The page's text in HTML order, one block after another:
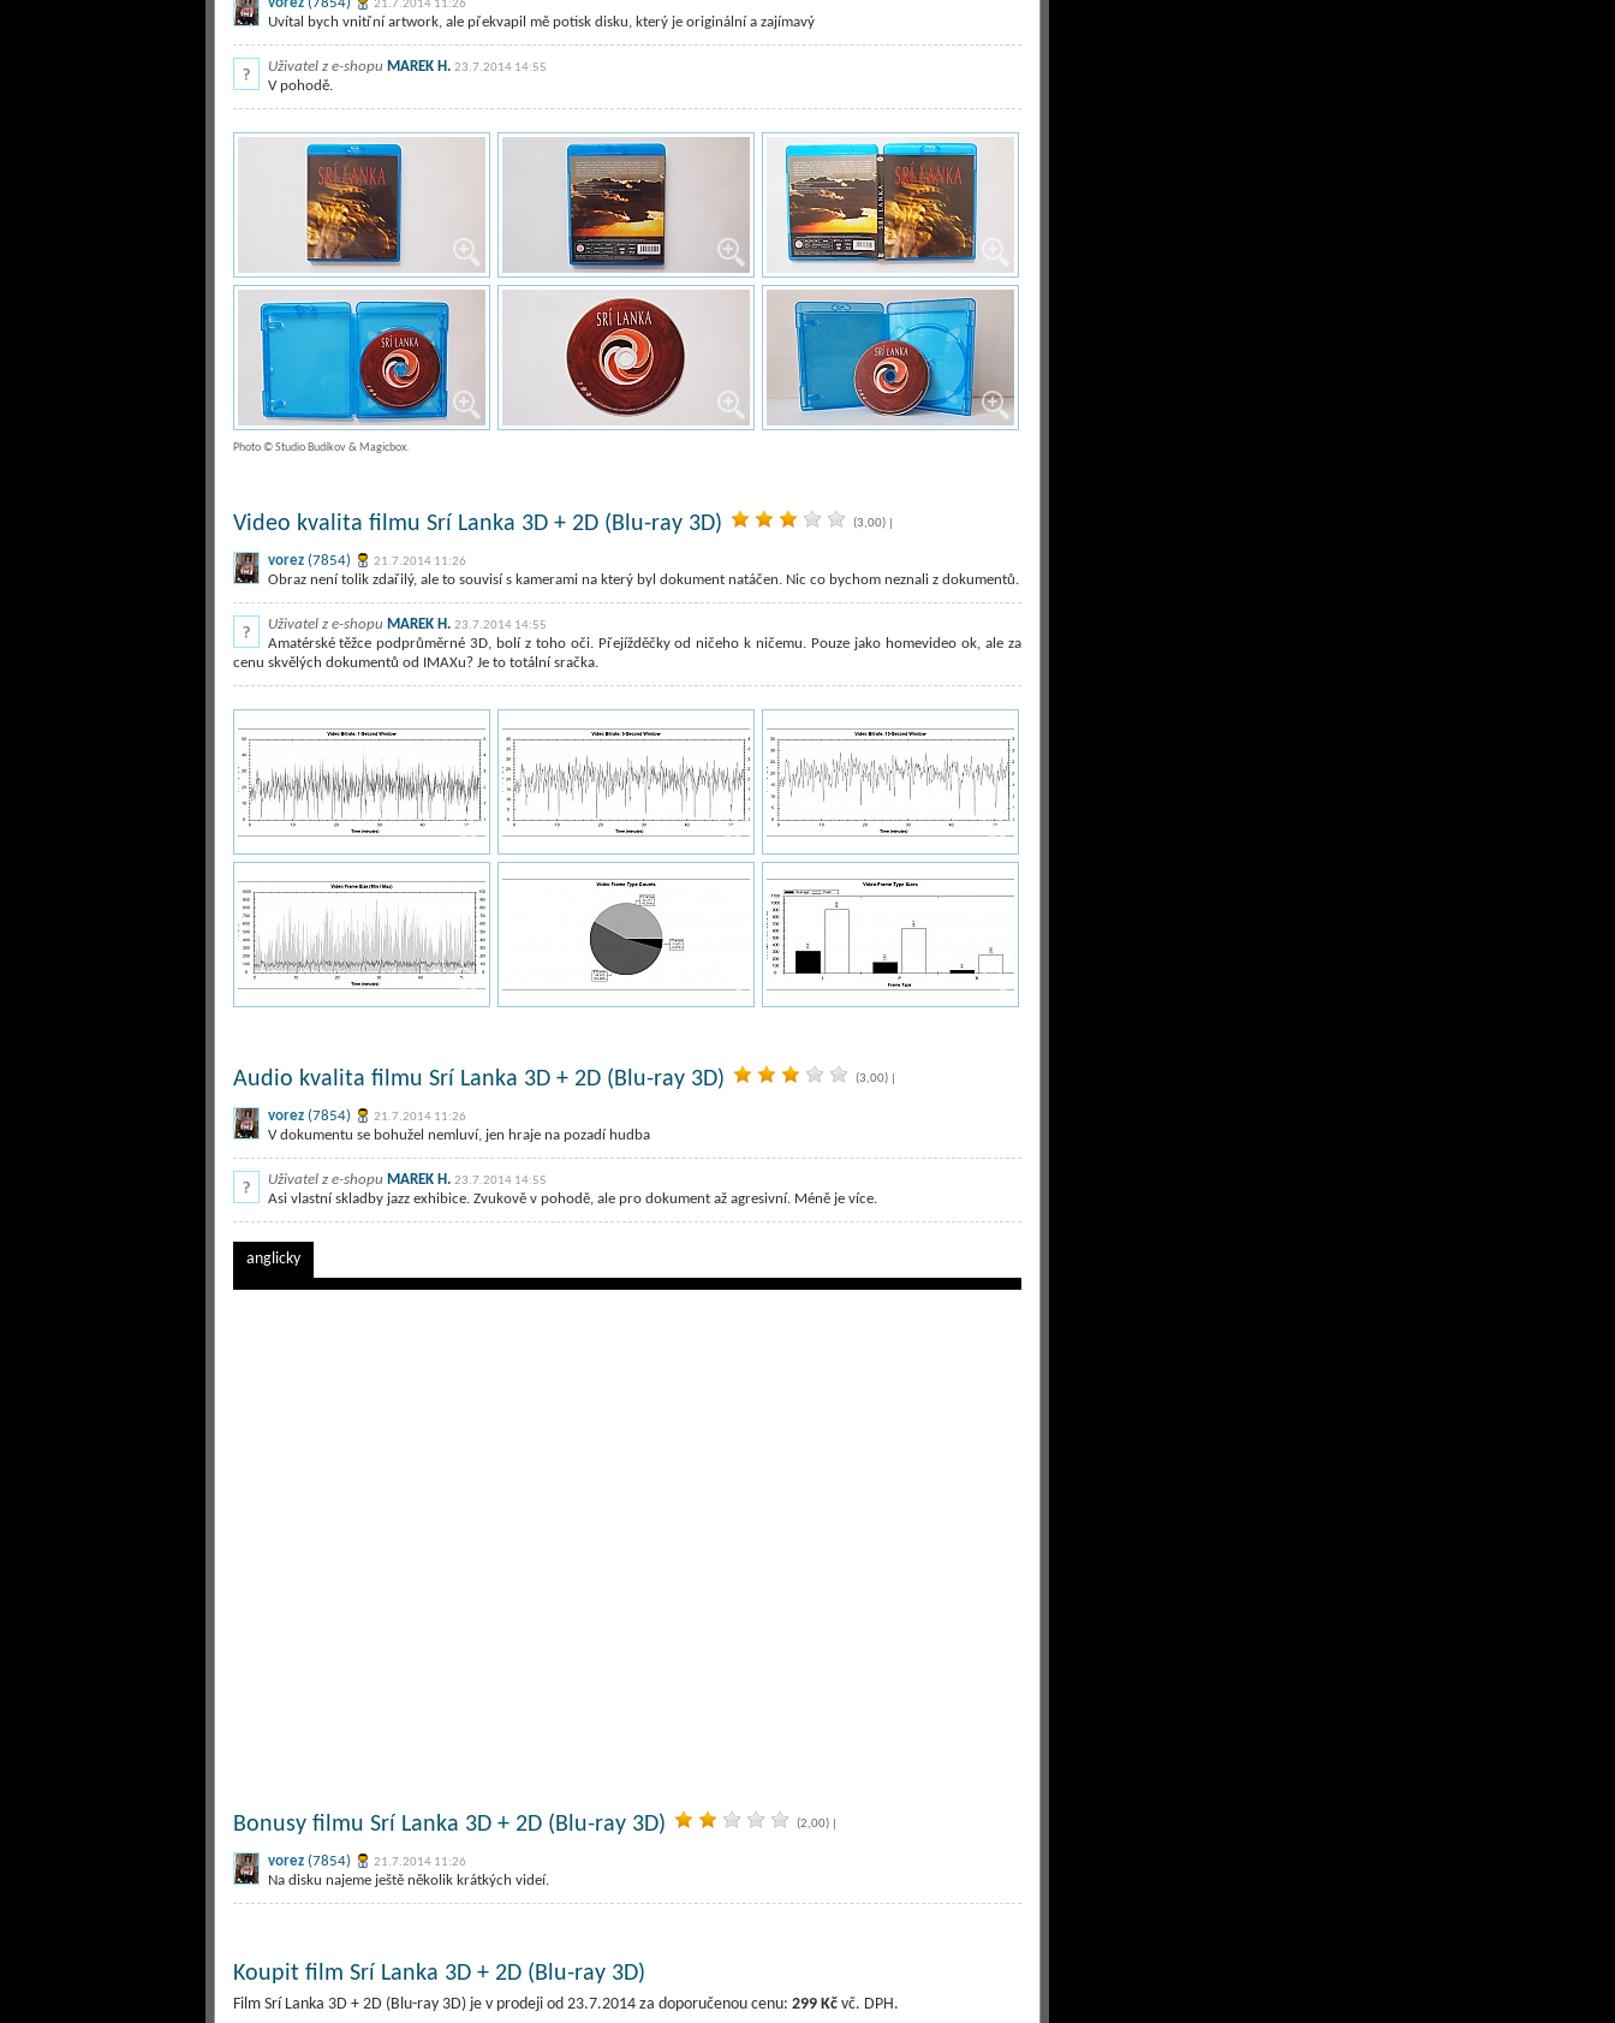
21.7.2014 11:26
Uvítal bych vnitřní artwork, ale překvapil mě potisk disku, který je originální a zajímavý
Uživatel z e-shopu MAREK H. 23.7.2014 14:55
V pohodě.
Photo © Studio Budíkov & Magicbox.
Video kvalita filmu Srí Lanka 3D + 2D (Blu-ray 3D) (3,00)|
vorez (7854) 21.7.2014 11:26
Obraz není tolik zdařilý, ale to souvisí s kamerami na který byl dokument natáčen. Nic co bychom neznali z dokumentů.
Uživatel z e-shopu MAREK H. 23.7.2014 14:55
Amatérské těžce podprůměrné 3D, bolí z toho oči. Přejížděčky od ničeho k ničemu. Pouze jako homevideo ok, ale za
cenu skvělých dokumentů od IMAXu? Je to totální sračka.
Audio kvalita filmu Srí Lanka 3D + 2D (Blu-ray 3D) (3,00)|
vorez (7854) 21.7.2014 11:26
V dokumentu se bohužel nemluví, jen hraje na pozadí hudba
Uživatel z e-shopu MAREK H. 23.7.2014 14:55
Asi vlastní skladby jazz exhibice. Zvukově v pohodě, ale pro dokument až agresivní. Méně je více.
anglicky
Bonusy filmu Srí Lanka 3D + 2D (Blu-ray 3D) (2,00)|
vorez (7854) 21.7.2014 11:26
Na disku najeme ještě několik krátkých videí.
Koupit film Srí Lanka 3D + 2D (Blu-ray 3D)
Film Srí Lanka 3D + 2D (Blu-ray 3D) je v prodeji od 23.7.2014 za doporučenou cenu: 299 Kčvč. DPH.